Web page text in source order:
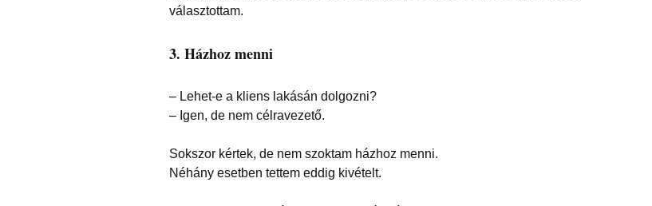
választottam.
3. Házhoz menni
– Lehet-e a kliens lakásán dolgozni?
– Igen, de nem célravezető.
Sokszor kértek, de nem szoktam házhoz menni.
Néhány esetben tettem eddig kivételt.